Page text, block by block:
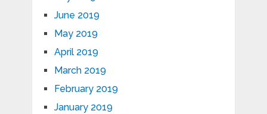
June 2019
May 2019
April 2019
March 2019
February 2019
January 2019